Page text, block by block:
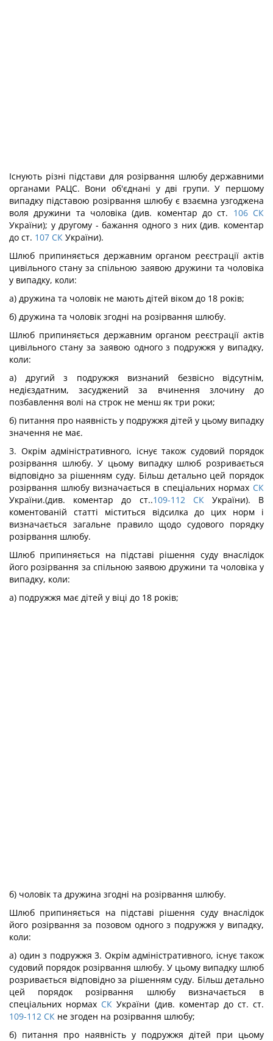
Існують різні підстави для розірвання шлюбу державними
органами РАЦС. Вони об'єднані у дві групи. У першому
випадку підставою розірвання шлюбу є взаємна узгоджена
воля дружини та чоловіка (див. коментар до ст. 106 СК
України); у другому - бажання одного з них (див. коментар
до ст. 107 СК України).
Шлюб припиняється державним органом реєстрації актів
цивільного стану за спільною заявою дружини та чоловіка
у випадку, коли:
а) дружина та чоловік не мають дітей віком до 18 років;
б) дружина та чоловік згодні на розірвання шлюбу.
Шлюб припиняється державним органом реєстрації актів
цивільного стану за заявою одного з подружжя у випадку,
коли:
а) другий з подружжя визнаний безвісно відсутнім,
недієздатним, засуджений за вчинення злочину до
позбавлення волі на строк не менш як три роки;
б) питання про наявність у подружжя дітей у цьому випадку
значення не має.
3. Окрім адміністративного, існує також судовий порядок
розірвання шлюбу. У цьому випадку шлюб розривається
відповідно за рішенням суду. Більш детально цей порядок
розірвання шлюбу визначається в спеціальних нормах СК
України.(див. коментар до ст..109-112 СКУкраїни). В
коментованій статті міститься відсилка до цих норм і
визначається загальне правило щодо судового порядку
розірвання шлюбу.
Шлюб припиняється на підставі рішення суду внаслідок
його розірвання за спільною заявою дружини та чоловіка у
випадку, коли:
а) подружжя має дітей у віці до 18 років;
б) чоловік та дружина згодні на розірвання шлюбу.
Шлюб припиняється на підставі рішення суду внаслідок
його розірвання за позовом одного з подружжя у випадку,
коли:
а) один з подружжя 3. Окрім адміністративного, існує також
судовий порядок розірвання шлюбу. У цьому випадку шлюб
розривається відповідно за рішенням суду. Більш детально
цей порядок розірвання шлюбу визначається в
спеціальних нормах СК України (див. коментар до ст. ст.
109-112 СК не згоден на розірвання шлюбу;
б) питання про наявність у подружжя дітей при цьому